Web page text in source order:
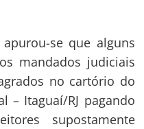
se que alguns
mandados judiciais
no cartório do
– Itaguaí/RJ pagando
supostamente